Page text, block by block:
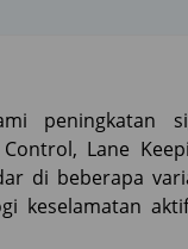
peningkatan
Lane
di beberapa
keselamatan